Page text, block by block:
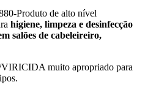
Produto de alto nível
higiene, limpeza e desinfecção
salões de cabeleireiro,
muito apropriado para